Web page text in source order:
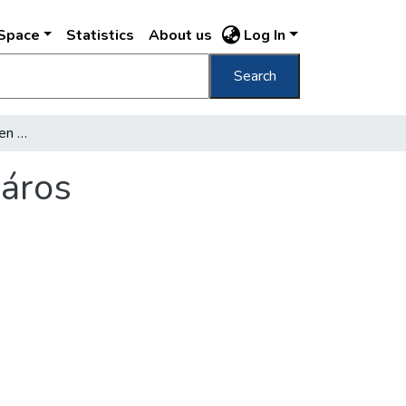
Statistics About us Log In
Search
Pest megye tanácsülésen köszöntötte a főváros egyesítésének centenáriumát